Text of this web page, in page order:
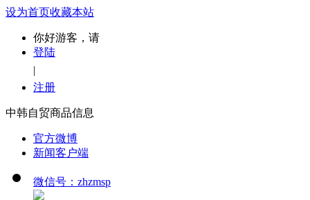
设为首页收藏本站
你好游客，请
登陆
|
注册
中韩自贸商品信息
官方微博
新闻客户端
微信号：zhzmsp